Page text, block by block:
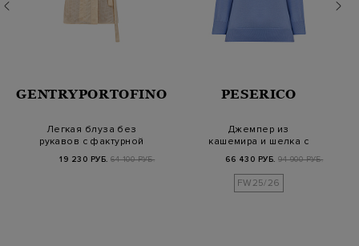
GENTRYPORTOFINO
Легкая блуза без
рукавов с фактурной
19 230 РУБ. 64 100 РУБ.
PESERICO
Джемпер из
кашемира и шелка с
Punto Lu…
66 430 РУБ. 94 900 РУБ.
FW25/26